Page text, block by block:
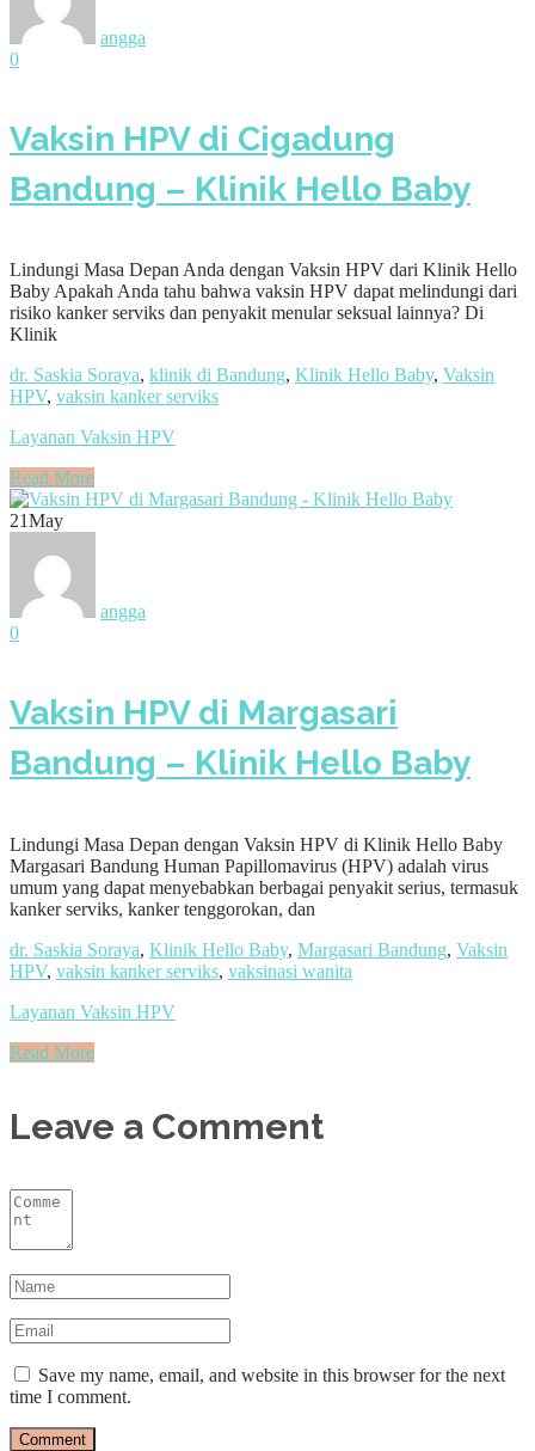
angga
0
Vaksin HPV di Cigadung
Bandung – Klinik Hello Baby
Lindungi Masa Depan Anda dengan Vaksin HPV dari Klinik Hello
Baby Apakah Anda tahu bahwa vaksin HPV dapat melindungi dari
risiko kanker serviks dan penyakit menular seksual lainnya? Di
Klinik
dr. Saskia Soraya, klinik di Bandung, Klinik Hello Baby, Vaksin
HPV, vaksin kanker serviks
Layanan Vaksin HPV
Read More
21May
angga
0
Vaksin HPV di Margasari
Bandung – Klinik Hello Baby
Lindungi Masa Depan dengan Vaksin HPV di Klinik Hello Baby
Margasari Bandung Human Papillomavirus (HPV) adalah virus
umum yang dapat menyebabkan berbagai penyakit serius, termasuk
kanker serviks, kanker tenggorokan, dan
dr. Saskia Soraya, Klinik Hello Baby, Margasari Bandung, Vaksin
HPV, vaksin kanker serviks, vaksinasi wanita
Layanan Vaksin HPV
Read More
Leave a Comment
Save my name, email, and website in this browser for the next
time I comment.